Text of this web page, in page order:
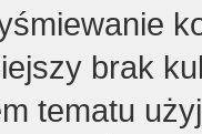
brak
tematu